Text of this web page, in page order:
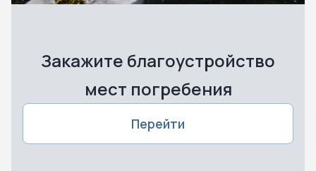
Закажите благоустройство
мест погребения
Перейти